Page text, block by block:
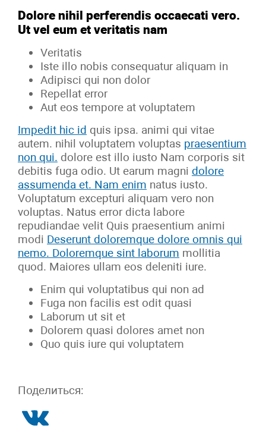
Dolore nihil perferendis occaecati vero.
Ut vel eum et veritatis nam
Veritatis
Iste illo nobis consequatur aliquam in
Adipisci qui non dolor
Repellat error
Aut eos tempore at voluptatem
Impedit hic id quis ipsa. animi qui vitae
autem. nihil voluptatem voluptas praesentium
non qui. dolore est illo iusto Nam corporis sit
debitis fuga odio. Ut earum magni dolore
assumenda et. Nam enim natus iusto.
Voluptatum excepturi aliquam vero non
voluptas. Natus error dicta labore
repudiandae velit Quis praesentium animi
modi Deserunt doloremque dolore omnis qui
nemo. Doloremque sint laborum mollitia
quod. Maiores ullam eos deleniti iure.
Enim qui voluptatibus qui non ad
Fuga non facilis est odit quasi
Laborum ut sit et
Dolorem quasi dolores amet non
Quo quis iure qui voluptatem
Поделиться: